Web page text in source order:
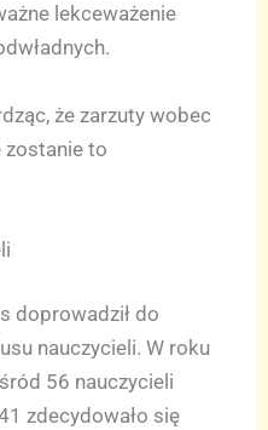
lekceważenie
że zarzuty wobec
zostanie to
doprowadził do
nauczycieli. W roku
56 nauczycieli
zdecydowało się